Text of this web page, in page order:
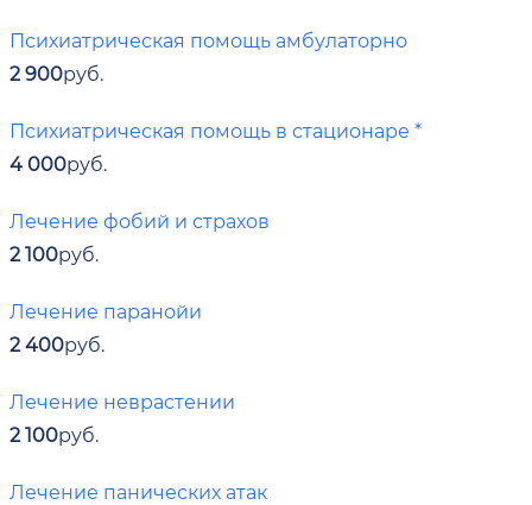
Психиатрическая помощь амбулаторно
2 900руб.
Психиатрическая помощь в стационаре *
4 000руб.
Лечение фобий и страхов
2 100руб.
Лечение паранойи
2 400руб.
Лечение неврастении
2 100руб.
Лечение панических атак